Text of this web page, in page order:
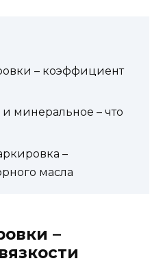
– коэффициент
минеральное – что
–
масла
–